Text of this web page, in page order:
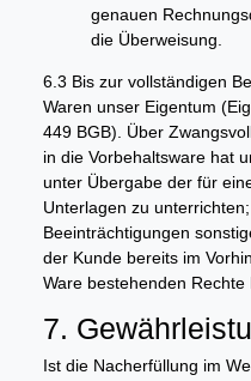
genauen
die Überweisung.
6.3 Bis zur vollständigen
Waren unser Eigentum
449 BGB). Über
in die Vorbehaltsware hat
unter Übergabe der für
Unterlagen zu
Beeinträchtigungen
der Kunde bereits im
Ware bestehenden Rechte
7.
Ist die Nacherfüllung im